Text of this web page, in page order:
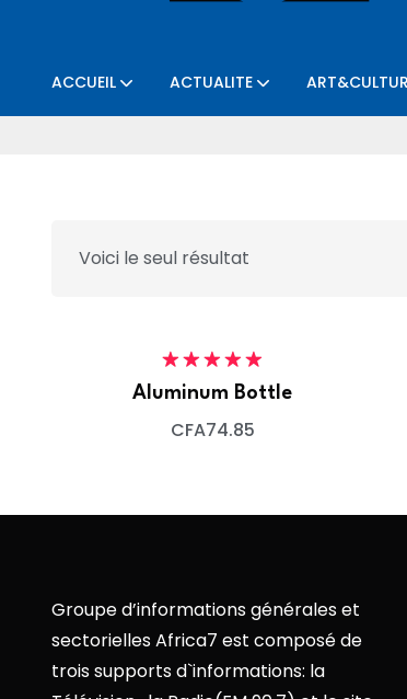
ACCUEIL ACTUALITE
Voici le seul résultat
Note
5.00
sur 5
Aluminum Bottle
CFA74.85
Groupe d’informations générales et
sectorielles Africa7 est composé de
trois supports d`informations: la